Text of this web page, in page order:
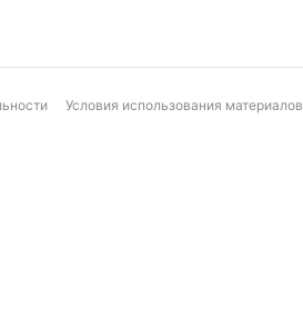
Условия использования материалов